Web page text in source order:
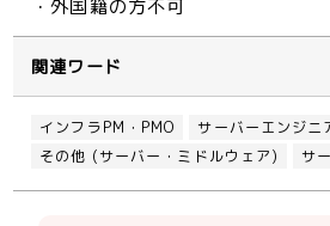
・外国籍の方不可
関連ワード
インフラPM・PMO
サーバーエンジニ
その他 (サーバー・ミドルウェア)
サ